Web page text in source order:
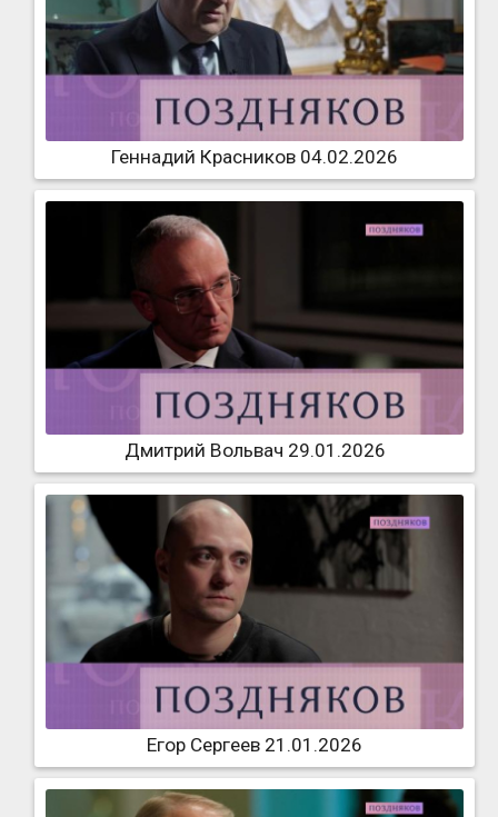
Геннадий Красников 04.02.2026
Дмитрий Вольвач 29.01.2026
Егор Сергеев 21.01.2026